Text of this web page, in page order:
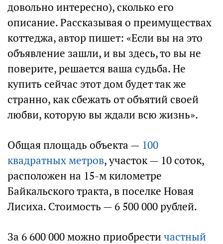
довольно интересно), сколько его
описание. Рассказывая о преимуществах
коттеджа, автор пишет: «Если вы на это
объявление зашли, и вы здесь, то вы не
поверите, решается ваша судьба. Не
купить сейчас этот дом будет так же
странно, как сбежать от объятий своей
любви, которую вы ждали всю жизнь».
Общая площадь объекта — 100
квадратных метров, участок — 10 соток,
расположен на 15-м километре
Байкальского тракта, в поселке Новая
Лисиха. Стоимость — 6 500 000 рублей.
За 6 600 000 можно приобрести частный